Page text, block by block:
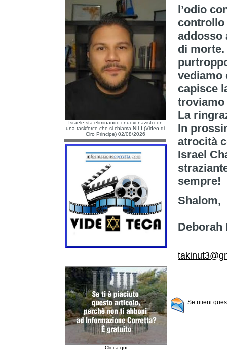
Israele sta eliminando i nuovi nazisti con
una taskforce che si chiama NILI (Video di
Ciro Principe) 02/08/2026
Clicca qui
l’odio
controllo
addosso
di morte.
vediamo
capisce
troviamo
La
In
atrocità
Israel
sempre!
Shalom,
Deborah
Se ritieni